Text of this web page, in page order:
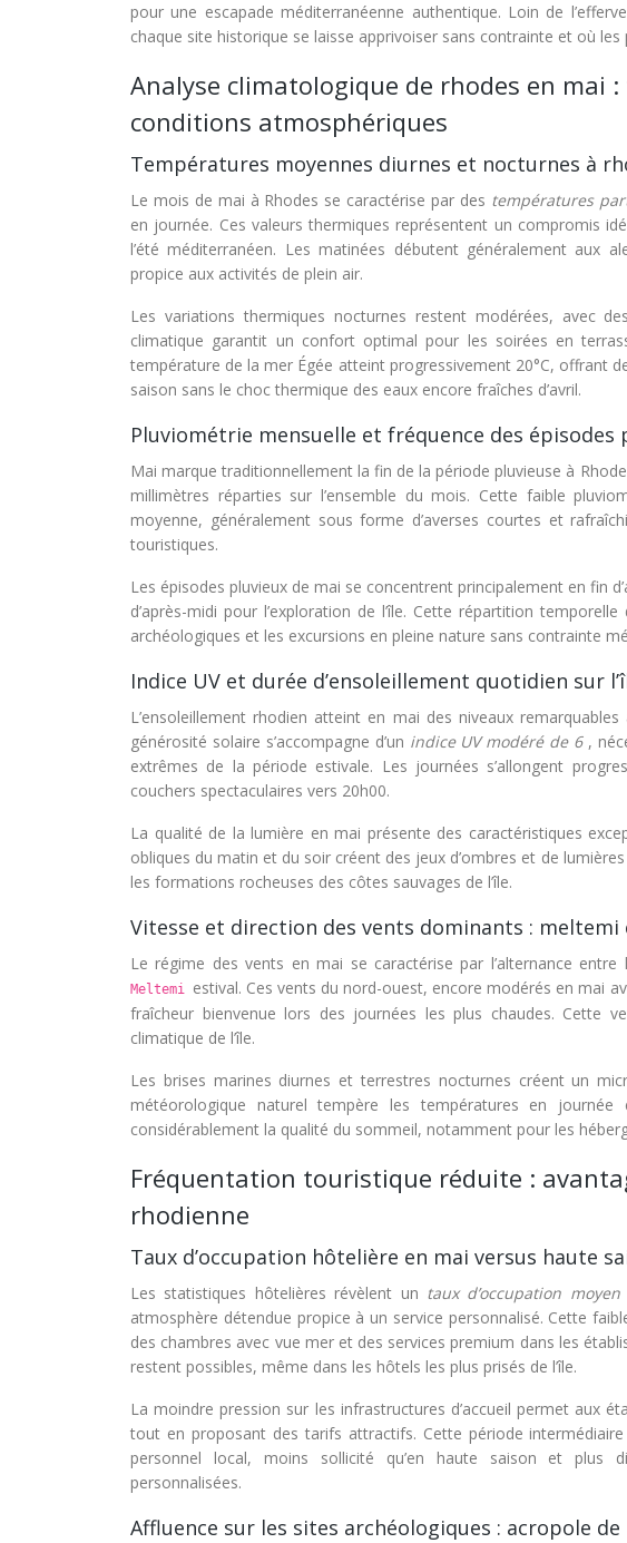
pour une escapade méditerranéenne authentique. Loin de
chaque site historique se laisse apprivoiser sans contrainte et où
Analyse climatologique de rhodes en mai
conditions atmosphériques
Températures moyennes diurnes et nocturnes à
Le mois de mai à Rhodes se caractérise par des températures
en journée. Ces valeurs thermiques représentent un compromis
l’été méditerranéen. Les matinées débutent généralement aux
propice aux activités de plein air.
Les variations thermiques nocturnes restent modérées, avec
climatique garantit un confort optimal pour les soirées en
température de la mer Égée atteint progressivement 20°C, offrant
saison sans le choc thermique des eaux encore fraîches d’avril.
Pluviométrie mensuelle et fréquence des épisodes
Mai marque traditionnellement la fin de la période pluvieuse à
millimètres réparties sur l’ensemble du mois. Cette faible
moyenne, généralement sous forme d’averses courtes et
touristiques.
Les épisodes pluvieux de mai se concentrent principalement en fin
d’après-midi pour l’exploration de l’île. Cette répartition
archéologiques et les excursions en pleine nature sans contrainte
Indice UV et durée d’ensoleillement quotidien sur
L’ensoleillement rhodien atteint en mai des niveaux
générosité solaire s’accompagne d’un indice UV modéré de 6 ,
extrêmes de la période estivale. Les journées s’allongent
couchers spectaculaires vers 20h00.
La qualité de la lumière en mai présente des caractéristiques
obliques du matin et du soir créent des jeux d’ombres et de
les formations rocheuses des côtes sauvages de l’île.
Vitesse et direction des vents dominants :
Le régime des vents en mai se caractérise par l’alternance
Meltemi estival. Ces vents du nord-ouest, encore modérés en mai
fraîcheur bienvenue lors des journées les plus chaudes. Cette
climatique de l’île.
Les brises marines diurnes et terrestres nocturnes créent un
météorologique naturel tempère les températures en
considérablement la qualité du sommeil, notamment pour les
Fréquentation touristique réduite :
rhodienne
Taux d’occupation hôtelière en mai versus haute
Les statistiques hôtelières révèlent un taux d’occupation
atmosphère détendue propice à un service personnalisé. Cette
des chambres avec vue mer et des services premium dans les
restent possibles, même dans les hôtels les plus prisés de l’île.
La moindre pression sur les infrastructures d’accueil permet aux
tout en proposant des tarifs attractifs. Cette période
personnel local, moins sollicité qu’en haute saison et plus
personnalisées.
Affluence sur les sites archéologiques : acropole